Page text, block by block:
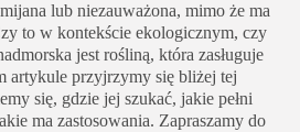
lub niezauważona, mimo że ma
to w kontekście ekologicznym, czy
jest rośliną, która zasługuje
artykule przyjrzymy się bliżej tej
się, gdzie jej szukać, jakie pełni
ma zastosowania. Zapraszamy do